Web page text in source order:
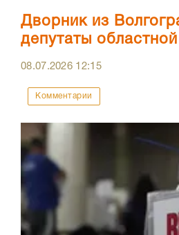
Дворник из
депутаты
08.07.2026 12:15
Комментарии